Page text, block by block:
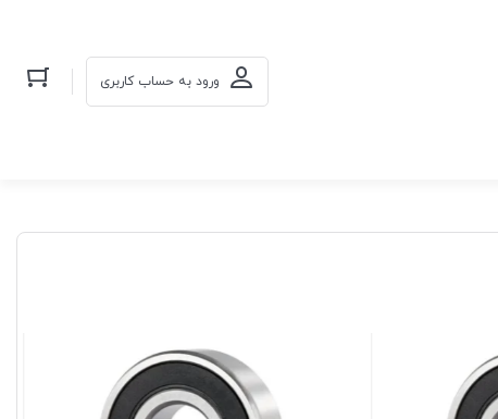
ورود به حساب کاربری